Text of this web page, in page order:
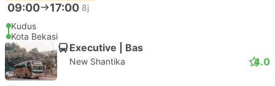
09:00 17:00 8j
Kudus
Kota Bekasi
Executive | Bas
New Shantika 4.0